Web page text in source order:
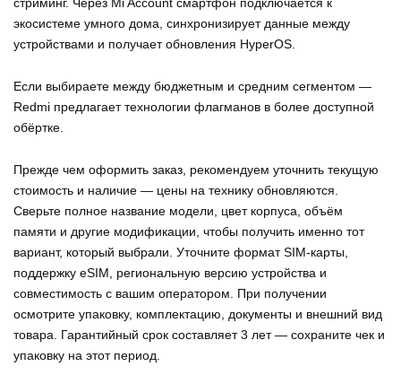
экосистеме умного дома, синхронизирует данные между
устройствами и получает обновления HyperOS.
Если выбираете между бюджетным и средним сегментом —
Redmi предлагает технологии флагманов в более доступной
обёртке.
Прежде чем оформить заказ, рекомендуем уточнить текущую
стоимость и наличие — цены на технику обновляются.
Сверьте полное название модели, цвет корпуса, объём
памяти и другие модификации, чтобы получить именно тот
вариант, который выбрали. Уточните формат SIM-карты,
поддержку eSIM, региональную версию устройства и
совместимость с вашим оператором. При получении
осмотрите упаковку, комплектацию, документы и внешний вид
товара. Гарантийный срок составляет 3 лет — сохраните чек и
упаковку на этот период.